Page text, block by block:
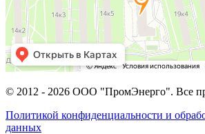
© 2012 - 2026 ООО "ПромЭнерго". Все
Политикой конфиденциальности и
данных